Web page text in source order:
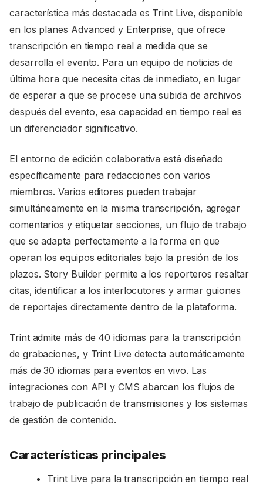
característica más destacada es Trint Live, disponible
en los planes Advanced y Enterprise, que ofrece
transcripción en tiempo real a medida que se
desarrolla el evento. Para un equipo de noticias de
última hora que necesita citas de inmediato, en lugar
de esperar a que se procese una subida de archivos
después del evento, esa capacidad en tiempo real es
un diferenciador significativo.
El entorno de edición colaborativa está diseñado
específicamente para redacciones con varios
miembros. Varios editores pueden trabajar
simultáneamente en la misma transcripción, agregar
comentarios y etiquetar secciones, un flujo de trabajo
que se adapta perfectamente a la forma en que
operan los equipos editoriales bajo la presión de los
plazos. Story Builder permite a los reporteros resaltar
citas, identificar a los interlocutores y armar guiones
de reportajes directamente dentro de la plataforma.
Trint admite más de 40 idiomas para la transcripción
de grabaciones, y Trint Live detecta automáticamente
más de 30 idiomas para eventos en vivo. Las
integraciones con API y CMS abarcan los flujos de
trabajo de publicación de transmisiones y los sistemas
de gestión de contenido.
Características principales
Trint Live para la transcripción en tiempo real